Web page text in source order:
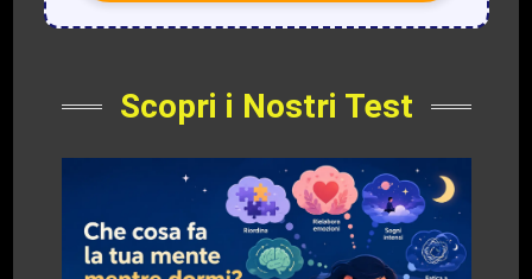
Scopri i Nostri Test